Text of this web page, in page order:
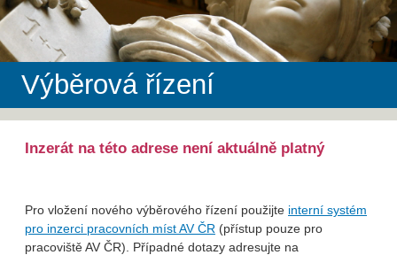
Výběrová řízení
Inzerát na této adrese není aktuálně platný
Pro vložení nového výběrového řízení použijte interní systém
pro inzerci pracovních míst AV ČR (přístup pouze pro
pracoviště AV ČR). Případné dotazy adresujte na